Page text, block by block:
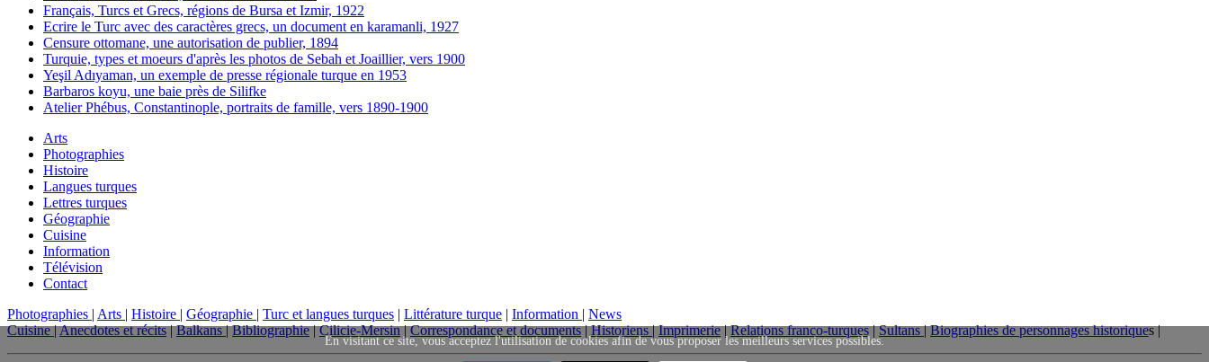
Français, Turcs et Grecs, régions de Bursa et Izmir, 1922
Ecrire le Turc avec des caractères grecs, un document en karamanli, 1927
Censure ottomane, une autorisation de publier, 1894
Turquie, types et moeurs d'après les photos de Sebah et Joaillier, vers 1900
Yeşil Adıyaman, un exemple de presse régionale turque en 1953
Barbaros koyu, une baie près de Silifke
Atelier Phébus, Constantinople, portraits de famille, vers 1890-1900
Arts
Photographies
Histoire
Langues turques
Lettres turques
Géographie
Cuisine
Information
Télévision
Contact
Photographies | Arts | Histoire | Géographie | Turc et langues turques | Littérature turque | Information | News
Cuisine|Anecdotes et récits|Balkans|Bibliographie|Cilicie-Mersin|Correspondance et documents|Historiens|Imprimerie|Relations franco-turques|Sultans|Biographies de personnages historiques |
En visitant ce site, vous acceptez l'utilisation de cookies afin de vous proposer les meilleurs services possibles.